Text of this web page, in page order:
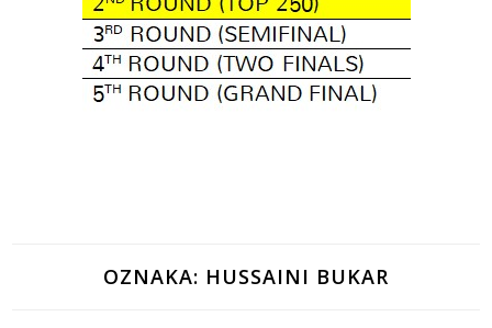
OZNAKA: HUSSAINI BUKAR